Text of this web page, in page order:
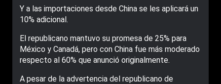
Y a las importaciones desde China se les aplicará un
10% adicional.
El republicano mantuvo su promesa de 25% para
México y Canadá, pero con China fue más moderado
respecto al 60% que anunció originalmente.
A pesar de la advertencia del republicano de